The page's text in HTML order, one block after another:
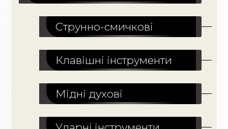
Струнно-смичкові
Клавішні інструменти
Мідні духові